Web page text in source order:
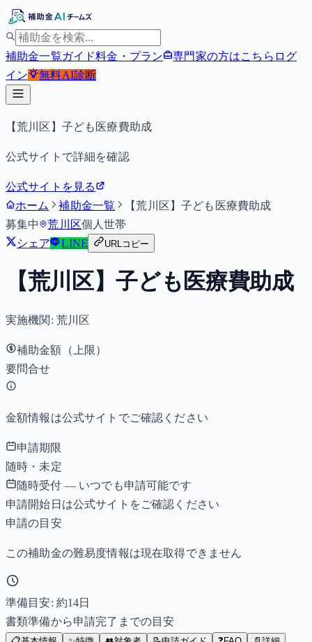
補助金一覧ガイド料金・プラン 専門家の方はこちら ログ
イン
無料AI診断
【荒川区】子ども医療費助成
公式サイトで詳細を確認
公式サイトを見る
ホーム
補助金一覧
【荒川区】子ども医療費助成
募集中
荒川区個人世帯
シェア
LINE URLコピー
【荒川区】子ども医療費助成
実施機関: 荒川区
補助金額（上限）
要問合せ
金額情報は公式サイトでご確認ください
申請期限
随時・未定
随時受付 — いつでも申請可能です
申請開始日は公式サイトをご確認ください
申請の目安
この補助金の難易度情報は現在取得できません
準備目安: 約14日
書類準備から申請完了までの目安